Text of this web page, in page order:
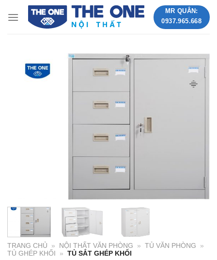
MR QUÂN:
0937.965.668
TRANG CHỦ » NỘI THẤT VĂN PHÒNG » TỦ VĂN PHÒNG
»
TỦ GHÉP KHỐI
» TỦ SẮT GHÉP KHỐI